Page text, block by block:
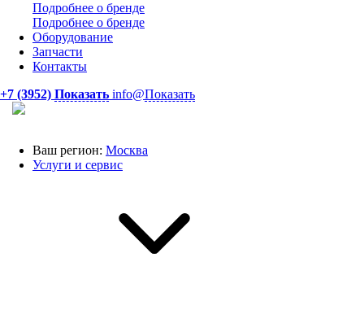
Подробнее о бренде
Подробнее о бренде
Оборудование
Запчасти
Контакты
+7 (3952) Показать info@Показать
Ваш регион: Москва
Услуги и сервис